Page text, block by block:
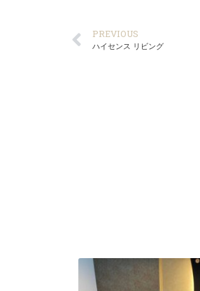
PREVIOUS
ハイセンス リビング